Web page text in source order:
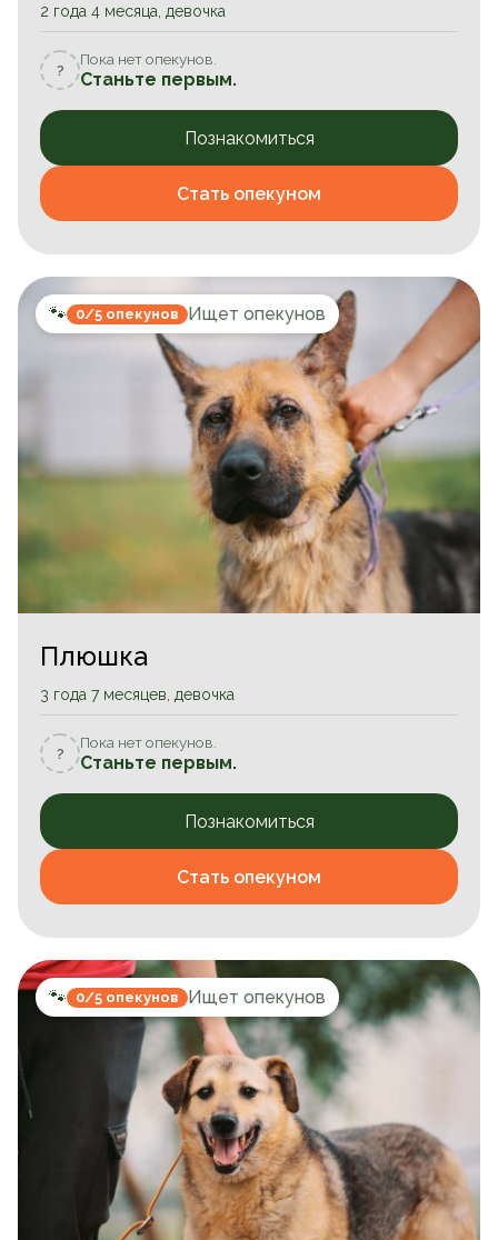
2 года 4 месяца, девочка
?
Пока нет опекунов.
Станьте первым.
Познакомиться
Стать опекуном
🐾 0/5 опекунов Ищет опекунов
Плюшка
3 года 7 месяцев, девочка
?
Пока нет опекунов.
Станьте первым.
Познакомиться
Стать опекуном
🐾 0/5 опекунов Ищет опекунов